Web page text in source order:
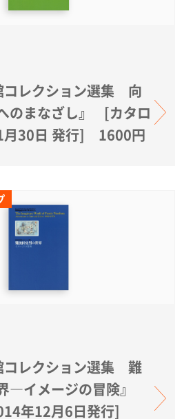
コレクション選集 向
なざし』 [カタロ
月30日 発行] 1600円
コレクション選集 難
―イメージの冒険』
年12月6日発行]